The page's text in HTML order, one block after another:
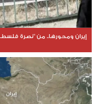
إيران ومحورها.. من "نصرة